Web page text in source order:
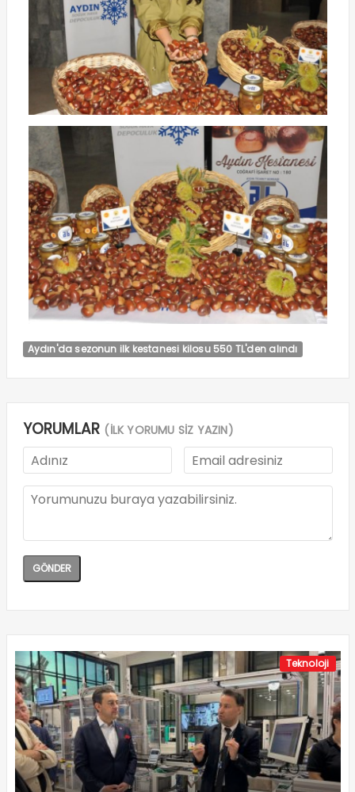
Aydın'da sezonun ilk kestanesi kilosu 550 TL'den alındı
YORUMLAR (İLK YORUMU SİZ YAZIN)
Teknoloji